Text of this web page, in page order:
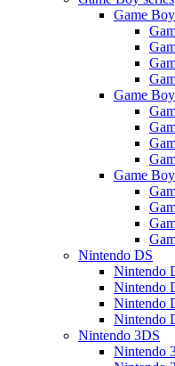
Game Boy
Game
Game
Nintendo DS
Nintendo
Nintendo
Nintendo
Nintendo
Nintendo 3DS
Nintendo